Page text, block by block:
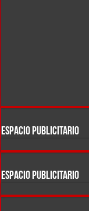
ESPACIO PUBLICITARIO
ESPACIO PUBLICITARIO